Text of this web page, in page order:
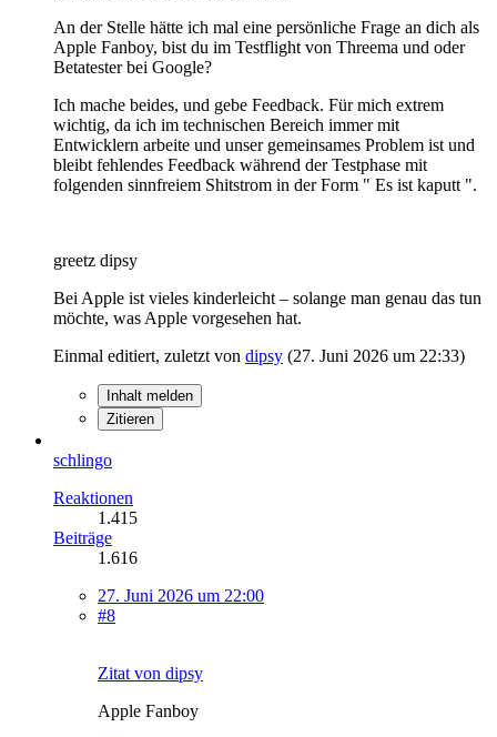
An der Stelle hätte ich mal eine persönliche Frage an dich als
Apple Fanboy, bist du im Testflight von Threema und oder
Betatester bei Google?
Ich mache beides, und gebe Feedback. Für mich extrem
wichtig, da ich im technischen Bereich immer mit
Entwicklern arbeite und unser gemeinsames Problem ist und
bleibt fehlendes Feedback während der Testphase mit
folgenden sinnfreiem Shitstrom in der Form " Es ist kaputt ".
greetz dipsy
Bei Apple ist vieles kinderleicht – solange man genau das tun
möchte, was Apple vorgesehen hat.
Einmal editiert, zuletzt von dipsy (27. Juni 2026 um 22:33)
Inhalt melden
Zitieren
schlingo
Reaktionen
1.415
Beiträge
1.616
27. Juni 2026 um 22:00
#8
Zitat von dipsy
Apple Fanboy